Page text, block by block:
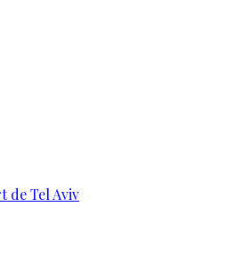
de Tel Aviv